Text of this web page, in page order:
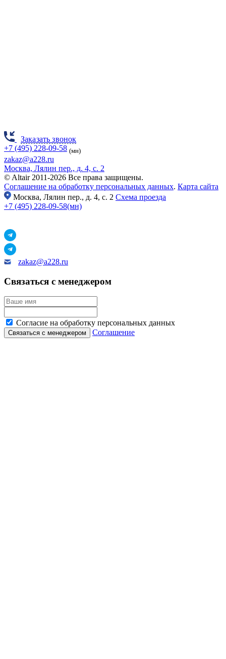
Заказать звонок
+7 (495) 228-09-58 (мн)
zakaz@a228.ru
Москва, Лялин пер., д. 4, с. 2
© Altair 2011-2026 Все права защищены.
Соглашение на обработку персональных данных. Карта сайта
Москва, Лялин пер., д. 4, с. 2 Схема проезда
+7 (495) 228-09-58(мн)
zakaz@a228.ru
Связаться с менеджером
Согласие на обработку персональных данных
Соглашение